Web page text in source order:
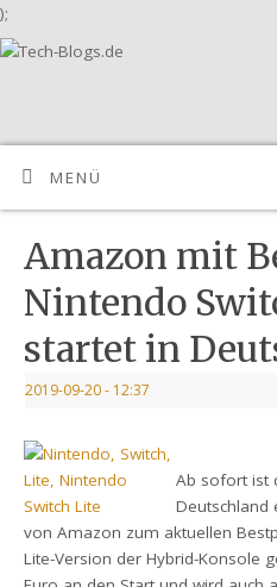
);
MENÜ
Amazon mit
Nintendo
startet in
2019-09-20- 12:37
Ab sofort ist
Deutschland
von Amazon zum aktuellen
Lite-Version der Hybrid-Konsole